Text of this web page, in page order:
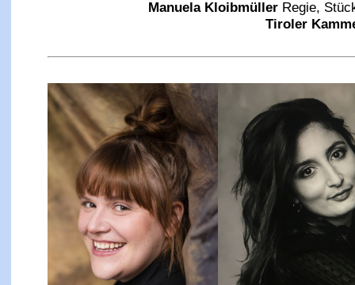
Manuela Kloibmüller Regie,
Tiroler